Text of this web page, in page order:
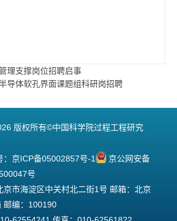
理支撑岗位招聘启事
导体软孔界面课题组科研岗招聘
版权所有©中国科学院过程工程研究
京ICP备05002857号-1
京公网安备
号
京市海淀区中关村北二街1号 邮箱：北京
邮编：100190